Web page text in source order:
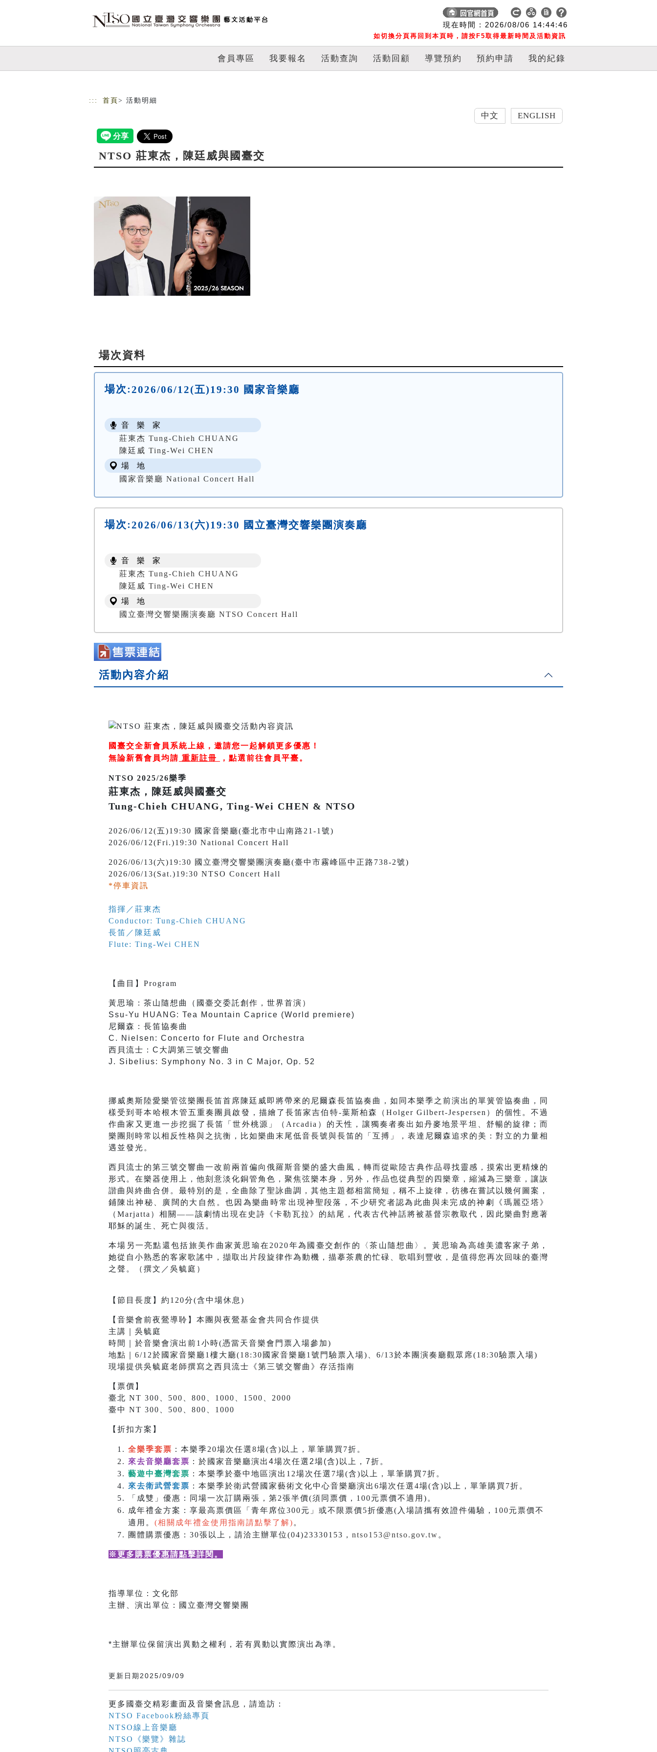
現在時間 : 2026/08/06 14:44:47
如切換分頁再回到本頁時，請按F5取得最新時間及活動資訊
會員專區 我要報名 活動查詢 活動回顧 導覽預約 預約申請 我的紀錄
::: 首頁 > 活動明細
ENGLISH
NTSO 莊東杰，陳廷威與國臺交
場次資料
場次:2026/06/12(五)19:30 國家音樂廳
音 樂 家
莊東杰 Tung-Chieh CHUANG
陳廷威 Ting-Wei CHEN
場 地
國家音樂廳 National Concert Hall
場次:2026/06/13(六)19:30 國立臺灣交響樂團演奏廳
音 樂 家
莊東杰 Tung-Chieh CHUANG
陳廷威 Ting-Wei CHEN
場 地
國立臺灣交響樂團演奏廳 NTSO Concert Hall
活動內容介紹
國臺交全新會員系統上線，邀請您一起解鎖更多優惠！
無論新舊會員均請 重新註冊 ， 點選前往會員平臺。
NTSO 2025/26樂季
莊東杰，陳廷威與國臺交
Tung-Chieh CHUANG, Ting-Wei CHEN & NTSO
2026/06/12(五)19:30 國家音樂廳(臺北市中山南路21-1號)
2026/06/12(Fri.)19:30 National Concert Hall
2026/06/13(六)19:30 國立臺灣交響樂團演奏廳(臺中市霧峰區中正路738-2號)
2026/06/13(Sat.)19:30 NTSO Concert Hall
*停車資訊
指揮／莊東杰
Conductor: Tung-Chieh CHUANG
長笛／陳廷威
Flute: Ting-Wei CHEN
【 曲目 】 Program
黃思瑜：茶山隨想曲（國臺交委託創作，世界首演）
Ssu-Yu HUANG: Tea Mountain Caprice (World premiere)
尼爾森：長笛協奏曲
C. Nielsen: Concerto for Flute and Orchestra
西貝流士：C大調第三號交響曲
J. Sibelius: Symphony No. 3 in C Major, Op. 52
挪威奧斯陸愛樂管弦樂團長笛首席陳廷威即將帶來的尼爾森長笛協奏曲，如同本樂季之前演出的單簧管協奏曲，同
樣受到哥本哈根木管五重奏團員啟發，描繪了長笛家吉伯特-葉斯柏森（Holger Gilbert-Jespersen）的個性。不過
作曲家又更進一步挖掘了長笛「世外桃源」（Arcadia）的天性，讓獨奏者奏出如丹麥地景平坦、舒暢的旋律；而
樂團則時常以相反性格與之抗衡，比如樂曲末尾低音長號與長笛的「互搏」，表達尼爾森追求的美：對立的力量相
遇並發光。
西貝流士的第三號交響曲一改前兩首偏向俄羅斯音樂的盛大曲風，轉而從歐陸古典作品尋找靈感，摸索出更精煉的
形式。在樂器使用上，他刻意淡化銅管角色，聚焦弦樂本身，另外，作品也從典型的四樂章，縮減為三樂章，讓詼
諧曲與終曲合併。最特別的是，全曲除了聖詠曲調，其他主題都相當簡短，稱不上旋律，彷彿在嘗試以幾何圖案，
鋪陳出神秘、廣闊的大自然。也因為樂曲時常出現神聖段落，不少研究者認為此曲與未完成的神劇《瑪麗亞塔》
（Marjatta）相關——該劇情出現在史詩《卡勒瓦拉》的結尾，代表古代神話將被基督宗教取代，因此樂曲對應著
耶穌的誕生、死亡與復活。
本場另一亮點還包括旅美作曲家黃思瑜在2020年為國臺交創作的〈茶山隨想曲〉。黃思瑜為高雄美濃客家子弟，
她從自小熟悉的客家歌謠中，擷取出片段旋律作為動機，描摹茶農的忙碌、歌唱到豐收，是值得您再次回味的臺灣
之聲。（撰文／吳毓庭）
【節目長度】約120分(含中場休息)
【音樂會前夜鶯導聆】本團與夜鶯基金會共同合作提供
主講｜吳毓庭
時間｜於音樂會演出前1小時(憑當天音樂會門票入場參加)
地點｜6/12於國家音樂廳1樓大廳(18:30國家音樂廳1號門驗票入場)、6/13於本團演奏廳觀眾席(18:30驗票入場)
現場提供吳毓庭老師撰寫之 西貝流士 《第三號交響曲 》存活指南
【票價】
臺北 NT 300、500、800、1000、1500、2000
臺中 NT 300、500、800、1000
【折扣方案】
全樂季套票 ：本樂季20場次任選8場(含)以上，單筆購買7折。
來去音樂廳套票 ：於國家音樂廳演出4場次任選2場(含)以上，7折。
藝遊中臺灣套票 ：本樂季於臺中地區演出12場次任選7場(含)以上，單筆購買7折。
來去衛武營套票 ：本樂季於衛武營國家藝術文化中心音樂廳演出6場次任選4場(含)以上，單筆購買7折。
「成雙」優惠：同場一次訂購兩張，第2張半價(須同票價，100元票價不適用)。
成年禮金方案：享最高票價區「青年席位300元」或不限票價5折優惠(入場請攜有效證件備驗，100元票價不
適用。 (相關成年禮金使用指南請點擊了解) 。
團體購票優惠：30張以上，請洽主辦單位(04)23330153， ntso153@ntso.gov.tw 。
※更多購票優惠請點擊詳閱 。
指導單位：文化部
主辦、演出單位：國立臺灣交響樂團
*主辦單位保留演出異動之權利，若有異動以實際演出為準。
更新日期2025/09/09
更多國臺交精彩畫面及音樂會訊息，請造訪：
NTSO Facebook粉絲專頁
NTSO線上音樂廳
NTSO《樂覽》雜誌